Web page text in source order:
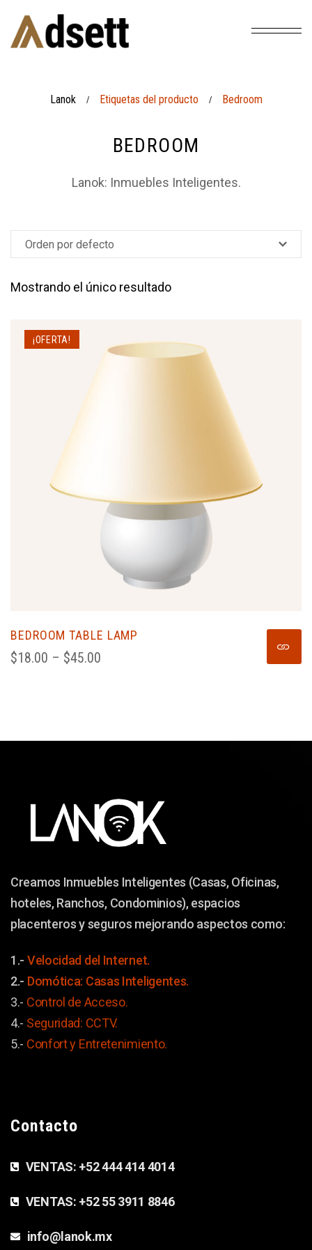
Lanok / Etiquetas del producto / Bedroom
BEDROOM
Lanok: Inmuebles Inteligentes.
Mostrando el único resultado
¡OFERTA!
BEDROOM TABLE LAMP
$18.00 – $45.00
Creamos Inmuebles Inteligentes (Casas, Oficinas,
hoteles, Ranchos, Condominios), espacios
placenteros y seguros mejorando aspectos como:
1.- Velocidad del Internet.
2.- Domótica: Casas Inteligentes.
3.- Control de Acceso.
4.- Seguridad: CCTV.
5.- Confort y Entretenimiento.
Contacto
VENTAS: +52 444 414 4014
VENTAS: +52 55 3911 8846
info@lanok.mx